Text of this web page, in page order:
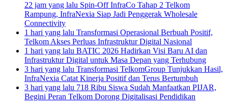
22 jam yang lalu Spin-Off InfraCo Tahap 2 Telkom
Rampung, InfraNexia Siap Jadi Penggerak Wholesale
Connectivity
1 hari yang lalu Transformasi Operasional Berbuah Positif,
Telkom Akses Perluas Infrastruktur Digital Nasional
1 hari yang lalu BATIC 2026 Hadirkan Visi Baru AI dan
Infrastruktur Digital untuk Masa Depan yang Terhubung
3 hari yang lalu Transformasi TelkomGroup Tunjukkan Hasil,
InfraNexia Catat Kinerja Positif dan Terus Bertumbuh
3 hari yang lalu 718 Ribu Siswa Sudah Manfaatkan PIJAR,
Begini Peran Telkom Dorong Digitalisasi Pendidikan